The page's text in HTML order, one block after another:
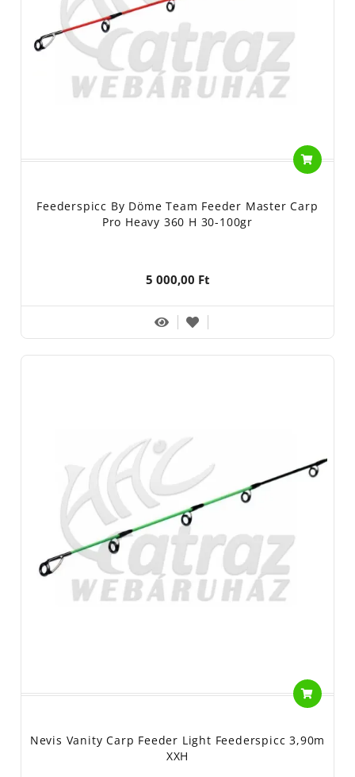
Feederspicc By Döme Team Feeder Master Carp
Pro Heavy 360 H 30-100gr
5 000,00 Ft
Nevis Vanity Carp Feeder Light Feederspicc 3,90m
XXH